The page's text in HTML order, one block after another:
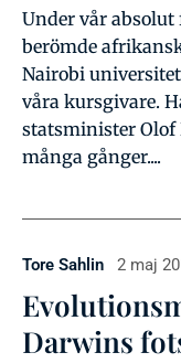
Under vår absolut
berömde
Nairobi
våra kursgivare.
statsminister Olof
många gånger....
Tore Sahlin 2 maj
Darwins